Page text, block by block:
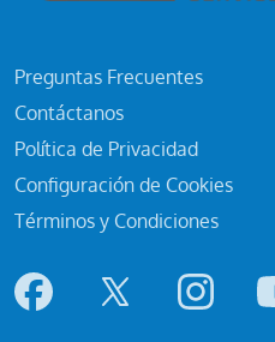
Preguntas Frecuentes
Contáctanos
Política de Privacidad
Configuración de Cookies
Términos y Condiciones